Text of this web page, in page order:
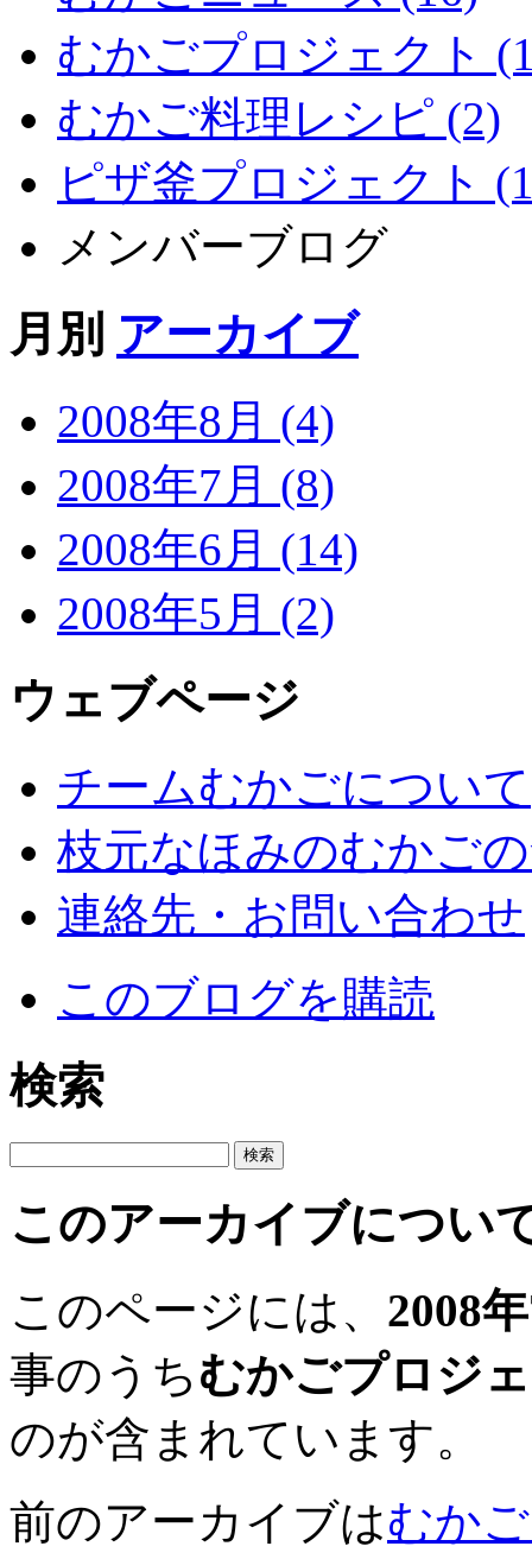
むかごプロジェクト
むかご料理レシピ (2)
ピザ釜プロジェクト
メンバーブログ
月別 アーカイブ
2008年8月 (4)
2008年7月 (8)
2008年6月 (14)
2008年5月 (2)
ウェブページ
チームむかごについて
枝元なほみのむかご
連絡先・お問い合わせ
このブログを購読
検索
このアーカイブについ
このページには、 2008
事のうちむかごプロジ
のが含まれています。
前のアーカイブはむか